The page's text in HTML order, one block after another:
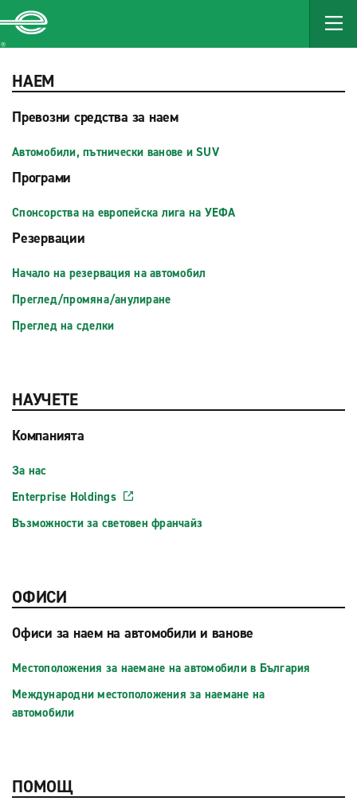
MAIN
CONTENT
НАЕМ
Превозни средства за наем
Автомобили, пътнически ванове и SUV
Програми
Спонсорства на европейска лига на УЕФА
Резервации
Начало на резервация на автомобил
Преглед/промяна/анулиране
Преглед на сделки
НАУЧЕТЕ
Компанията
За нас
Enterprise Holdings
Възможности за световен франчайз
ОФИСИ
Офиси за наем на автомобили и ванове
Местоположения за наемане на автомобили в България
Международни местоположения за наемане на
автомобили
ПОМОЩ